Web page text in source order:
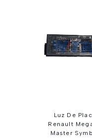
Luz De
Renault
Master